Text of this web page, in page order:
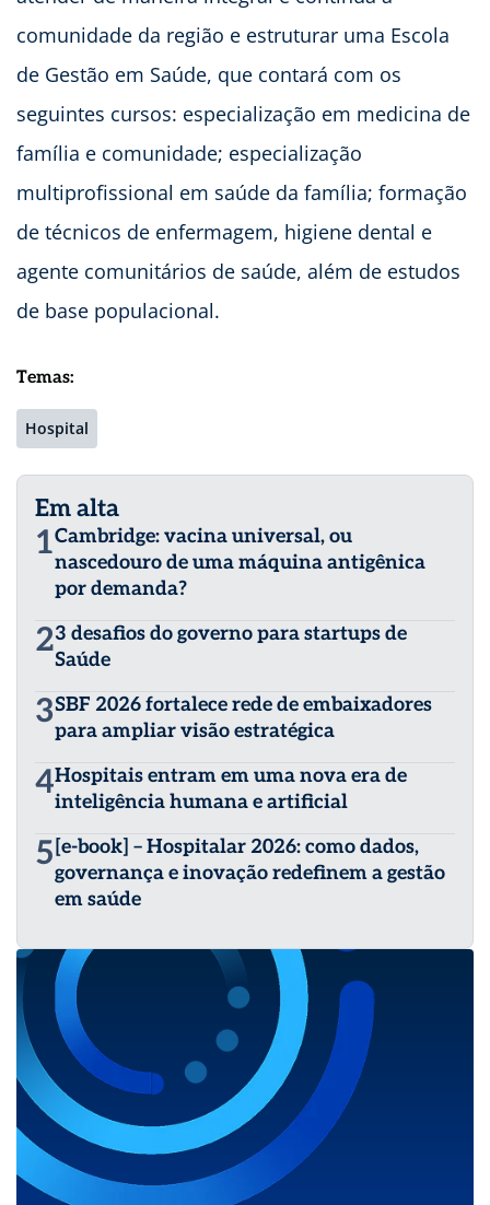
comunidade da região e estruturar uma Escola
de Gestão em Saúde, que contará com os
seguintes cursos: especialização em medicina de
família e comunidade; especialização
multiprofissional em saúde da família; formação
de técnicos de enfermagem, higiene dental e
agente comunitários de saúde, além de estudos
de base populacional.
Temas:
Hospital
Em alta
1Cambridge: vacina universal, ou
nascedouro de uma máquina antigênica
por demanda?
23 desafios do governo para startups de
Saúde
3SBF 2026 fortalece rede de embaixadores
para ampliar visão estratégica
4Hospitais entram em uma nova era de
inteligência humana e artificial
5 [e-book] – Hospitalar 2026: como dados,
governança e inovação redefinem a gestão
em saúde